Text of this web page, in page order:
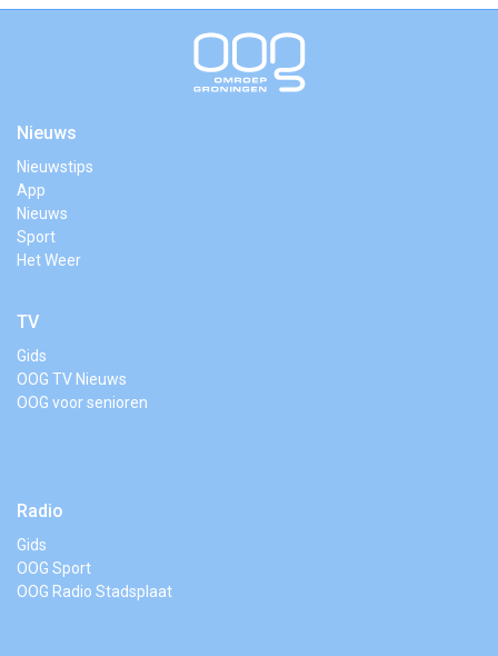
Nieuws
Nieuwstips
App
Nieuws
Sport
Het Weer
TV
Gids
OOG TV Nieuws
OOG voor senioren
Radio
Gids
OOG Sport
OOG Radio Stadsplaat